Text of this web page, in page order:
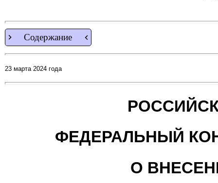
Содержание
23 марта 2024 года
ФЕДЕРАЛЬНЫЙ
О